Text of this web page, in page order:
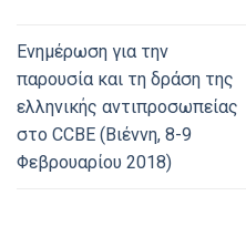
Ενημέρωση για την
παρουσία και τη δράση της
ελληνικής αντιπροσωπείας
στο CCBE (Βιέννη, 8-9
Φεβρουαρίου 2018)